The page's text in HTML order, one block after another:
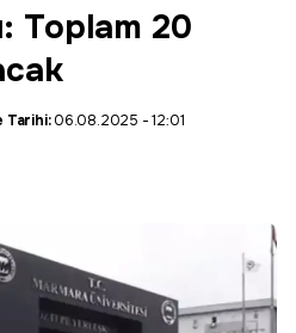
Toplam 20
Tarihi:06.08.2025 - 12:01